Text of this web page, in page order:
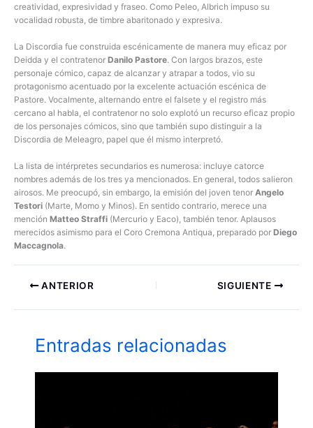
creatividad, expresividad y fraseo. Como Peleo, Albrich impuso su
vocalidad robusta, de timbre abaritonado y expresiva.
La Discordia fue construida escénicamente de manera muy eficaz por
Deidda y el contratenor Danilo Pastore. Con largos brazos, este
personaje cómico, capaz de alcanzar y atrapar a todos, vio su
protagonismo acentuado por la excelente actuación escénica de
Pastore. Vocalmente, alternando entre el falsete y el registro más
cercano al habla, el contratenor no solo explotó un recurso eficaz propio
de los personajes cómicos, sino que también supo distinguir a la
Discordia de Meleagro, papel que él mismo interpretó.
La lista de intérpretes secundarios es numerosa: incluye catorce
nombres además de los tres ya mencionados. En general, todos salieron
airosos. Me preocupó, sin embargo, la emisión del joven tenor Angelo
Testori (Marte, Momo y Minos). En sentido contrario, merece una
mención Matteo Straffi (Mercurio y Eaco), también tenor. Aplausos
merecidos asimismo para el Coro Cremona Antiqua, preparado por Diego
Maccagnola.
ANTERIOR SIGUIENTE
Entradas relacionadas